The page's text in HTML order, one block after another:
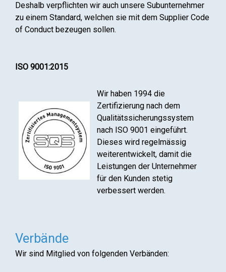
Deshalb verpflichten wir auch unsere Subunternehmer
zu einem Standard, welchen sie mit dem Supplier Code
of Conduct bezeugen sollen.
ISO 9001:2015
Wir haben 1994 die
Zertifizierung nach dem
Qualitätssicherungssystem
nach ISO 9001 eingeführt.
Dieses wird regelmässig
weiterentwickelt, damit die
Leistungen der Unternehmer
für den Kunden stetig
verbessert werden.
Verbände
Wir sind Mitglied von folgenden Verbänden: